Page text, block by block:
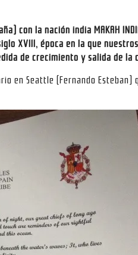
con la nación india MAKAH
XVIII, época en la que
de crecimiento y salida de la
en Seattle (Fernando